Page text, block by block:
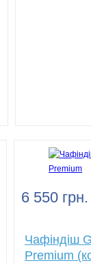
6 550 грн.
Чафіндіш
Premium